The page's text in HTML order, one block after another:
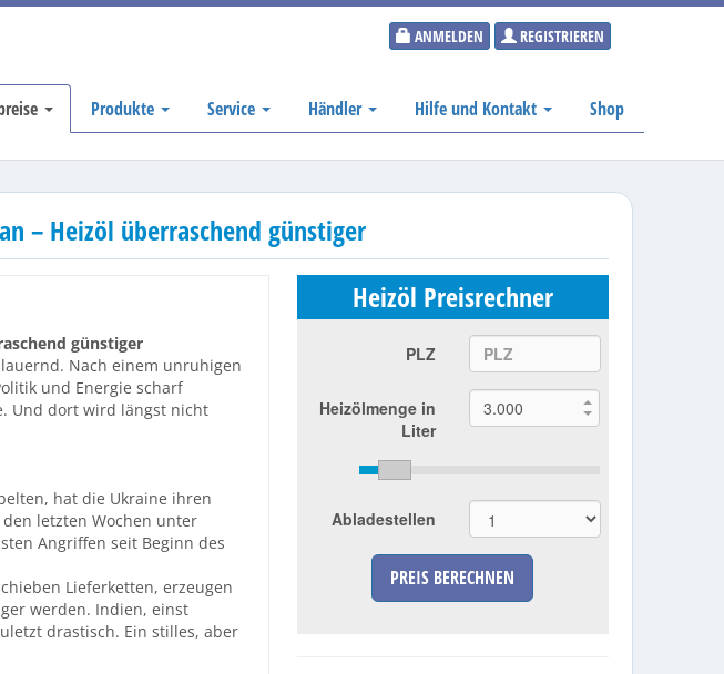
ANMELDEN REGISTRIEREN
Produkte Service Händler Hilfe und Kontakt Shop
– Heizöl überraschend günstiger
günstiger
Nach einem unruhigen
und Energie scharf
Und dort wird längst nicht
hat die Ukraine ihren
letzten Wochen unter
Angriffen seit Beginn des
Lieferketten, erzeugen
werden. Indien, einst
drastisch. Ein stilles, aber
Heizöl Preisrechner
PLZ
Heizölmenge in
Liter
Abladestellen
PREIS BERECHNEN